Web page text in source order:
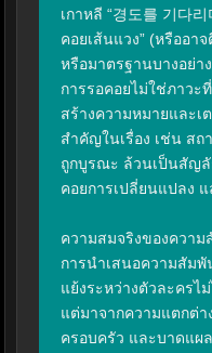
เกาหลี “경도를 기다
คอยเส้นแวง” (หรืออา
หรือมาตรฐานบางอย่า
การรอคอยไม่ใช่ภาวะ
สร้างความหมายและ
สำคัญในเรื่อง เช่น สถ
ถูกบูรณะ ล้วนเป็นสัญ
คอยการเปลี่ยนแปลง
ความสมจริงของควา
การนำเสนอความสัม
แย้งระหว่างตัวละครไ
แต่มาจากความแตกต่
ครอบครัว และบาดแผ